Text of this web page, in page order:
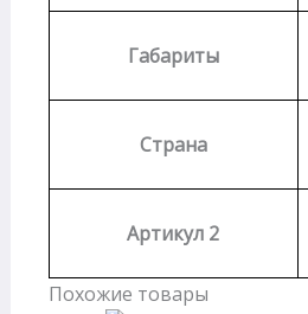
Габариты
Страна
Артикул 2
Похожие товары